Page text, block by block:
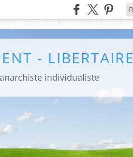
- LIBERTAIRE
anarchiste individualiste